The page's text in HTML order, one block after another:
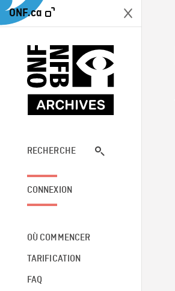
ONF.ca
RECHERCHE
CONNEXION
OÙ COMMENCER
TARIFICATION
FAQ